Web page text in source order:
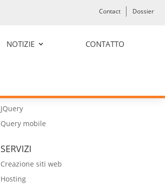
Contact Dossier
NOTIZIE CONTATTO
CMS WordPress
CSS3
JQuery
Query mobile
SERVIZI
Creazione siti web
Hosting